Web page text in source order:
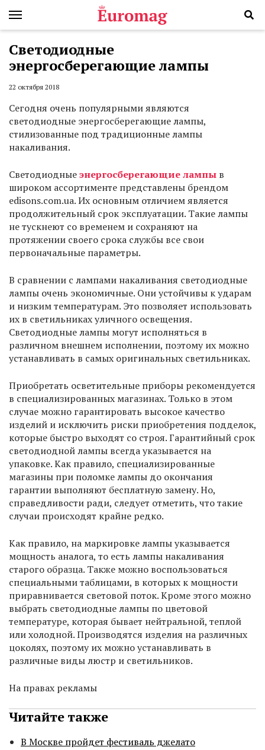
Светодиодные
энергосберегающие лампы
22 октября 2018
Сегодня очень популярными являются
светодиодные энергосберегающие лампы,
стилизованные под традиционные лампы
накаливания.
Светодиодныеэнергосберегающие лампы в
широком ассортименте представлены брендом
edisons.com.ua. Их основным отличием является
продолжительный срок эксплуатации. Такие лампы
не тускнеют со временем и сохраняют на
протяжении своего срока службы все свои
первоначальные параметры.
В сравнении с лампами накаливания светодиодные
лампы очень экономичные. Они устойчивы к ударам
и низким температурам. Это позволяет использовать
их в светильниках уличного освещения.
Светодиодные лампы могут исполняться в
различном внешнем исполнении, поэтому их можно
устанавливать в самых оригинальных светильниках.
Приобретать осветительные приборы рекомендуется
в специализированных магазинах. Только в этом
случае можно гарантировать высокое качество
изделий и исключить риски приобретения подделок,
которые быстро выходят со строя. Гарантийный срок
светодиодной лампы всегда указывается на
упаковке. Как правило, специализированные
магазины при поломке лампы до окончания
гарантии выполняют бесплатную замену. Но,
справедливости ради, следует отметить, что такие
случаи происходят крайне редко.
Как правило, на маркировке лампы указывается
мощность аналога, то есть лампы накаливания
старого образца. Также можно воспользоваться
специальными таблицами, в которых к мощности
приравнивается световой поток. Кроме этого можно
выбрать светодиодные лампы по цветовой
температуре, которая бывает нейтральной, теплой
или холодной. Производятся изделия на различных
цоколях, поэтому их можно устанавливать в
различные виды люстр и светильников.
На правах рекламы
Читайте также
В Москве пройдет фестиваль джелато